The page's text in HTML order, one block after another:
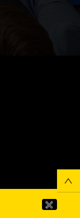
✖